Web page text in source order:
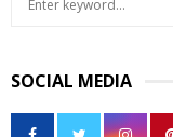
c
h
SOCIAL MEDIA